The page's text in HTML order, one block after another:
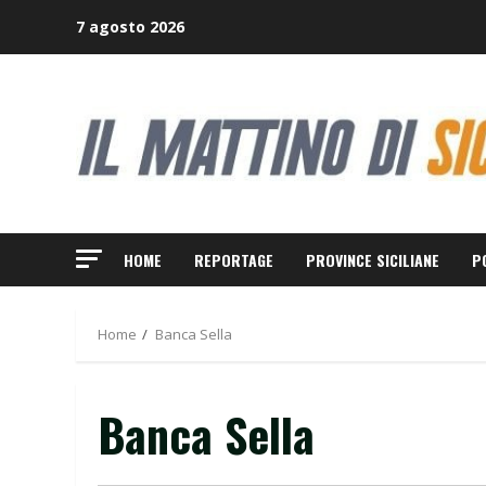
7 agosto 2026
HOME REPORTAGE PROVINCE SICILIANE
Home Banca Sella
Banca Sella